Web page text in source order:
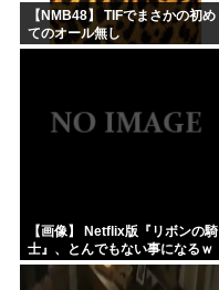
【NMB48】 TIFでまさかの初め
てのオール無し
【画像】 Netflix版『リボンの騎
士』、とんでもない事になるｗ
ｗｗｗｗ